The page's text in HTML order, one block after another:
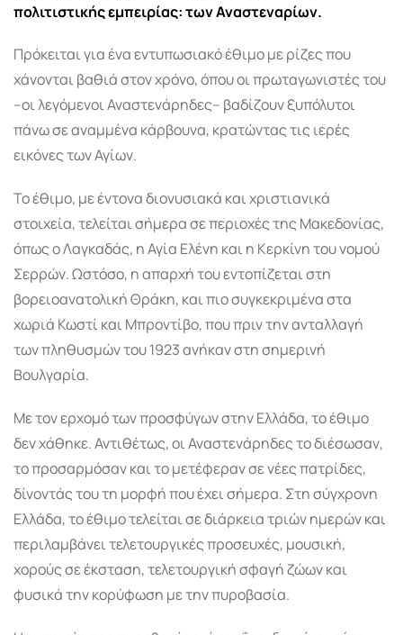
πολιτιστικής εμπειρίας: των Αναστεναρίων.
Πρόκειται για ένα εντυπωσιακό έθιμο με ρίζες που
χάνονται βαθιά στον χρόνο, όπου οι πρωταγωνιστές του
–οι λεγόμενοι Αναστενάρηδες– βαδίζουν ξυπόλυτοι
πάνω σε αναμμένα κάρβουνα, κρατώντας τις ιερές
εικόνες των Αγίων.
Το έθιμο, με έντονα διονυσιακά και χριστιανικά
στοιχεία, τελείται σήμερα σε περιοχές της Μακεδονίας,
όπως ο Λαγκαδάς, η Αγία Ελένη και η Κερκίνη του νομού
Σερρών. Ωστόσο, η απαρχή του εντοπίζεται στη
βορειοανατολική Θράκη, και πιο συγκεκριμένα στα
χωριά Κωστί και Μπροντίβο, που πριν την ανταλλαγή
των πληθυσμών του 1923 ανήκαν στη σημερινή
Βουλγαρία.
Με τον ερχομό των προσφύγων στην Ελλάδα, το έθιμο
δεν χάθηκε. Αντιθέτως, οι Αναστενάρηδες το διέσωσαν,
το προσαρμόσαν και το μετέφεραν σε νέες πατρίδες,
δίνοντάς του τη μορφή που έχει σήμερα. Στη σύγχρονη
Ελλάδα, το έθιμο τελείται σε διάρκεια τριών ημερών και
περιλαμβάνει τελετουργικές προσευχές, μουσική,
χορούς σε έκσταση, τελετουργική σφαγή ζώων και
φυσικά την κορύφωση με την πυροβασία.